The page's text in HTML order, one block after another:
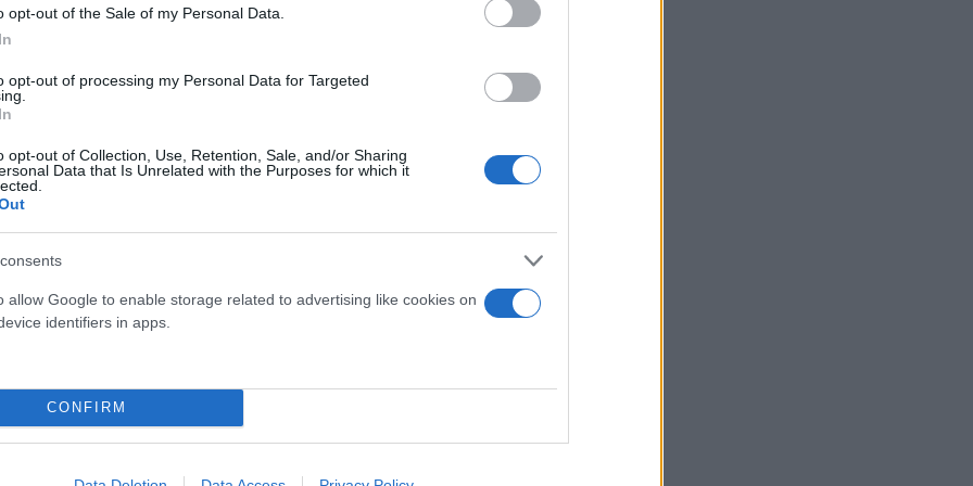
opt-out of the Sale of my Personal Data.
opt-out of processing my Personal Data for Targeted
opt-out of Collection, Use, Retention, Sale, and/or Sharing
Data that Is Unrelated with the Purposes for which it
allow Google to enable storage related to advertising like cookies on
identifiers in apps.
CONFIRM
Κυριακή, ο επικεφαλής της αμερικανικής διπλωματίας
–σύμφωνα με τον ιστότοπο Axios– ότι το Ιράν και η
μέσα στις επόμενες 24-48 ώρες, δηλαδή ακόμη και σήμερα
καλέσει τους πολίτες τους να φύγουν αμέσως από τον
επίσης να απομακρύνει τους πολίτες της από